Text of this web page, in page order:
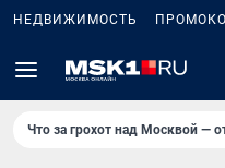
НЕДВИЖИМОСТЬ
Что за грохот над Москвой —